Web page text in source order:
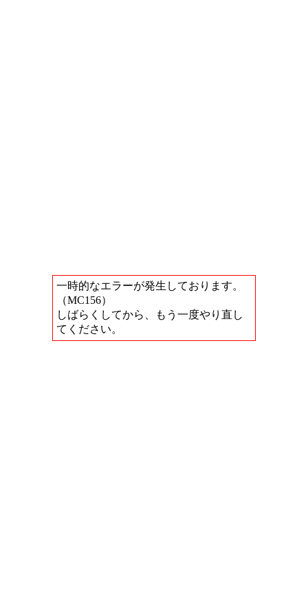
一時的なエラーが発生しております。
（MC156）
しばらくしてから、もう一度やり直し
てください。